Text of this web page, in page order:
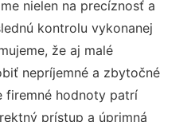
nielen na precíznosť a
kontrolu vykonanej
že aj malé
nepríjemné a zbytočné
firemné hodnoty patrí
prístup a úprimná